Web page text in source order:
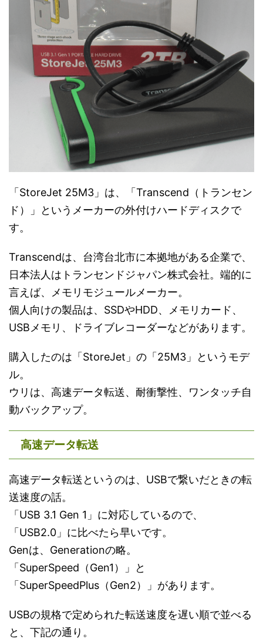
「StoreJet 25M3」は、「Transcend（トランセン
ド）」というメーカーの外付けハードディスクで
す。
Transcendは、台湾台北市に本拠地がある企業で、
日本法人はトランセンドジャパン株式会社。端的に
言えば、メモリモジュールメーカー。
個人向けの製品は、SSDやHDD、メモリカード、
USBメモリ、ドライブレコーダーなどがあります。
購入したのは「StoreJet」の「25M3」というモデ
ル。
ウリは、高速データ転送、耐衝撃性、ワンタッチ自
動バックアップ。
高速データ転送
高速データ転送というのは、USBで繋いだときの転
送速度の話。
「USB 3.1 Gen 1」に対応しているので、
「USB2.0」に比べたら早いです。
Genは、Generationの略。
「SuperSpeed（Gen1）」と
「SuperSpeedPlus（Gen2）」があります。
USBの規格で定められた転送速度を遅い順で並べる
と、下記の通り。